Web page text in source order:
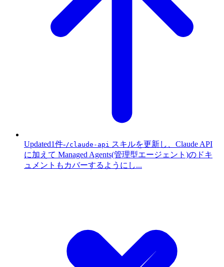
Updated1件-/claude-api スキルを更新し、Claude API
に加えて Managed Agents(管理型エージェント)のドキ
ュメントもカバーするようにし...